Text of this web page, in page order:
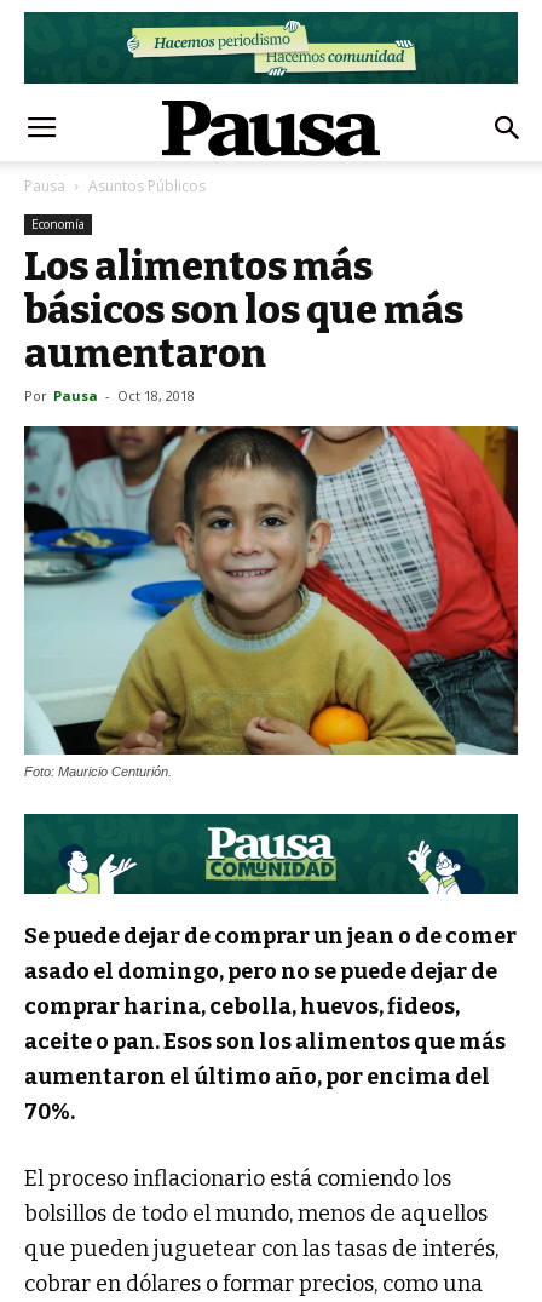
Pausa Asuntos Públicos
Economía
Los alimentos más
básicos son los que más
aumentaron
Por Pausa - Oct 18, 2018
Foto: Mauricio Centurión.
Se puede dejar de comprar un jean o de comer
asado el domingo, pero no se puede dejar de
comprar harina, cebolla, huevos, fideos,
aceite o pan. Esos son los alimentos que más
aumentaron el último año, por encima del
70%.
El proceso inflacionario está comiendo los
bolsillos de todo el mundo, menos de aquellos
que pueden juguetear con las tasas de interés,
cobrar en dólares o formar precios, como una